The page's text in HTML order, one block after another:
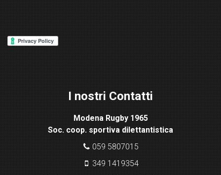
I nostri Contatti
Modena Rugby 1965
Soc. coop. sportiva dilettantistica
059 5807015
349 1419354